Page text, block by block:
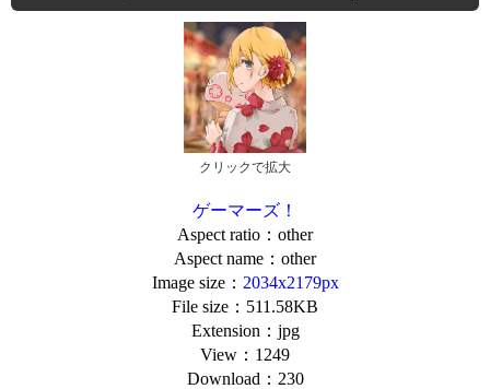
クリックで拡大
ゲーマーズ！
Aspect ratio：other
Aspect name：other
Image size： 2034x2179px
File size：511.58KB
Extension：jpg
View：1249
Download：230